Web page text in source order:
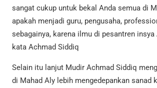
sangat cukup untuk bekal Anda semua di
apakah menjadi guru, pengusaha,
sebagainya, karena ilmu di pesantren insya
kata Achmad Siddiq
Selain itu lanjut Mudir Achmad Siddiq
di Mahad Aly lebih mengedepankan sanad